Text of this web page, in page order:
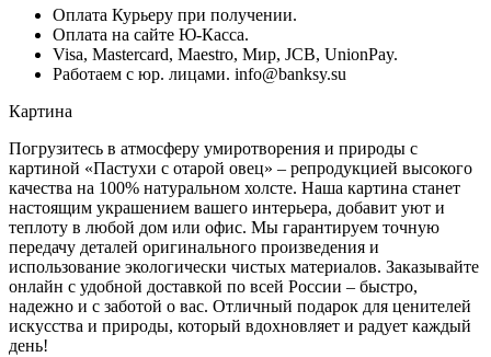
Оплата Курьеру при получении.
Оплата на сайте Ю-Касса.
Visa, Mastercard, Maestro, Мир, JCB, UnionPay.
Работаем с юр. лицами. info@banksy.su
Картина
Погрузитесь в атмосферу умиротворения и природы с
картиной «Пастухи с отарой овец» – репродукцией высокого
качества на 100% натуральном холсте. Наша картина станет
настоящим украшением вашего интерьера, добавит уют и
теплоту в любой дом или офис. Мы гарантируем точную
передачу деталей оригинального произведения и
использование экологически чистых материалов. Заказывайте
онлайн с удобной доставкой по всей России – быстро,
надежно и с заботой о вас. Отличный подарок для ценителей
искусства и природы, который вдохновляет и радует каждый
день!